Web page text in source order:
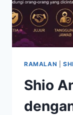
RAMALAN
Shio